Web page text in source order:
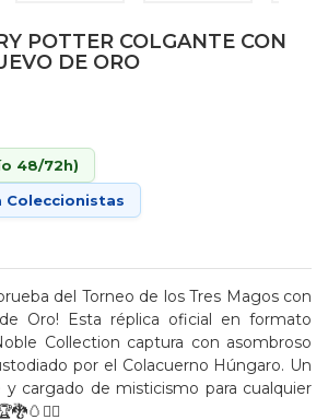
POTTER COLGANTE CON
DE ORO
48/72h)
Coleccionistas
del Torneo de los Tres Magos con
Oro! Esta réplica oficial en formato
Collection captura con asombroso
por el Colacuerno Húngaro. Un
y cargado de misticismo para cualquier